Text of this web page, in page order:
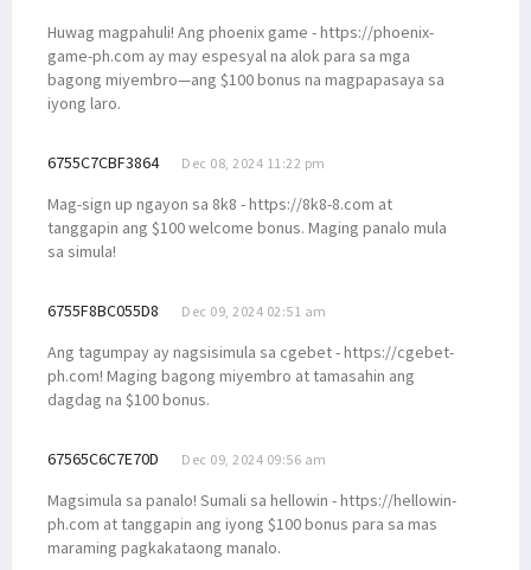
Huwag magpahuli! Ang phoenix game - https://phoenix-
game-ph.com ay may espesyal na alok para sa mga
bagong miyembro—ang $100 bonus na magpapasaya sa
iyong laro.
6755C7CBF3864 Dec 08, 2024 11:22 pm
Mag-sign up ngayon sa 8k8 - https://8k8-8.com at
tanggapin ang $100 welcome bonus. Maging panalo mula
sa simula!
6755F8BC055D8 Dec 09, 2024 02:51 am
Ang tagumpay ay nagsisimula sa cgebet - https://cgebet-
ph.com! Maging bagong miyembro at tamasahin ang
dagdag na $100 bonus.
67565C6C7E70D Dec 09, 2024 09:56 am
Magsimula sa panalo! Sumali sa hellowin - https://hellowin-
ph.com at tanggapin ang iyong $100 bonus para sa mas
maraming pagkakataong manalo.